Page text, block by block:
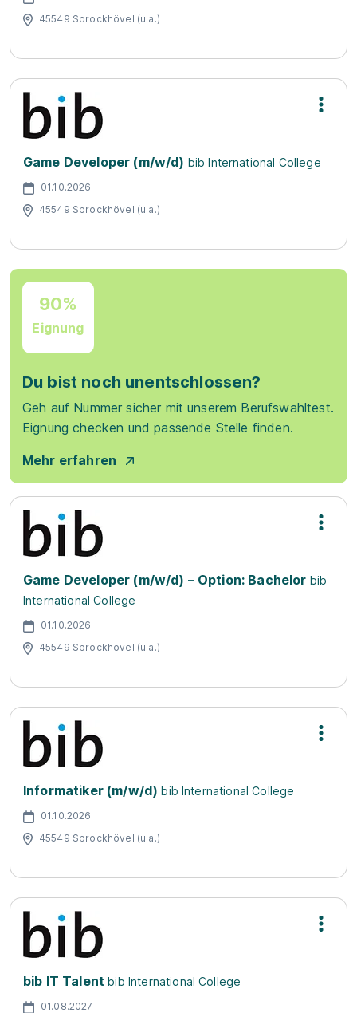
45549 Sprockhövel (u.a.)
Game Developer (m/w/d) bib International College
01.10.2026
45549 Sprockhövel (u.a.)
90%
Eignung
Du bist noch unentschlossen?
Geh auf Nummer sicher mit unserem Berufswahltest.
Eignung checken und passende Stelle finden.
Mehr erfahren
Game Developer (m/w/d) – Option: Bachelor bib
International College
01.10.2026
45549 Sprockhövel (u.a.)
Informatiker (m/w/d) bib International College
01.10.2026
45549 Sprockhövel (u.a.)
bib IT Talent bib International College
01.08.2027